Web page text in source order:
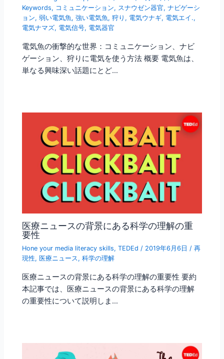
Keywords, コミュニケーション, スナウゼン器官,ナビゲーシ
ョン,弱い電気魚,強い電気魚,狩り , 電気ウナギ, 電気エイ.,
電気ナマズ, 電気信号, 電気器官
電気魚の衝撃的な世界：コミュニケーション、ナビ
ゲーション、狩りに電気を使う方法 概要 電気魚は、
単なる興味深い話題にとど…
医療ニュースの背景にある科学の理解の重
要性
Hone your media literacy skills,TEDEd / 2019年6月6日/再
現性, 医療ニュース,科学の理解
医療ニュースの背景にある科学の理解の重要性 要約
本記事では、医療ニュースの背景にある科学の理解
の重要性について説明しま…